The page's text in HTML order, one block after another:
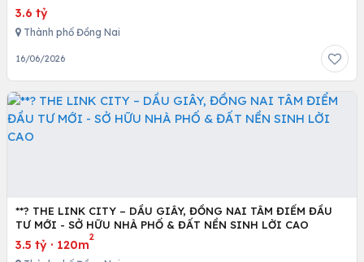
3.6 tỷ
Thành phố Đồng Nai
16/06/2026
**? THE LINK CITY – DẦU GIÂY, ĐỒNG NAI TÂM ĐIỂM ĐẦU
TƯ MỚI - SỞ HỮU NHÀ PHỐ & ĐẤT NỀN SINH LỜI CAO
3.5 tỷ · 120m
2